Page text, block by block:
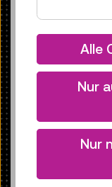
Abwägung
bewusst
und die
entfernen.
Spuren der
und
Stelle mit
Alle
Nur
Nur